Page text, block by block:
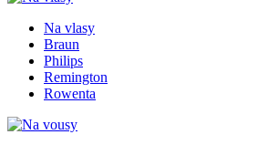
Na vlasy
Braun
Philips
Remington
Rowenta